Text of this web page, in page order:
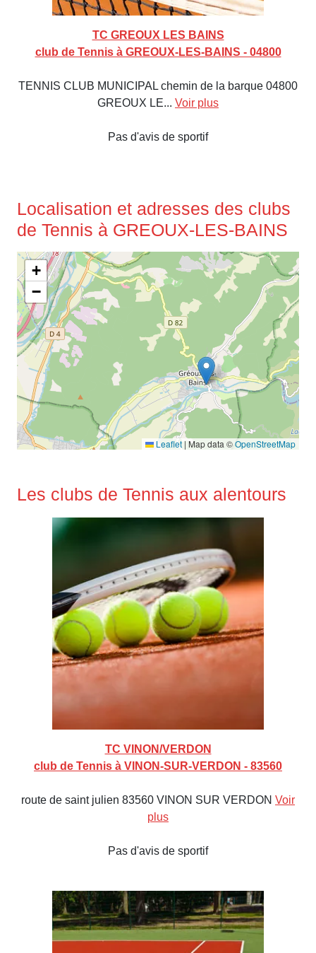
TC GREOUX LES BAINS
club de Tennis à GREOUX-LES-BAINS - 04800
TENNIS CLUB MUNICIPAL chemin de la barque 04800
GREOUX LE... Voir plus
Pas d'avis de sportif
Localisation et adresses des clubs
de Tennis à GREOUX-LES-BAINS
+
−
Leaflet | Map data ©OpenStreetMap
Les clubs de Tennis aux alentours
TC VINON/VERDON
club de Tennis à VINON-SUR-VERDON - 83560
route de saint julien 83560 VINON SUR VERDON Voir
plus
Pas d'avis de sportif